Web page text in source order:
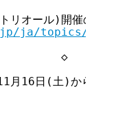
オール)開催のご案内
ja/topics/2019/
◇
月16日(土)から22日(